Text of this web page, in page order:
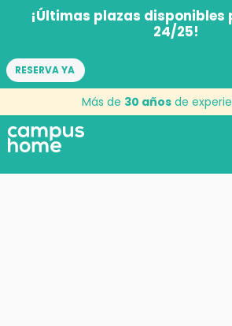
¡Últimas plazas disponibles
24/25!
RESERVA YA
Más de 30 años de